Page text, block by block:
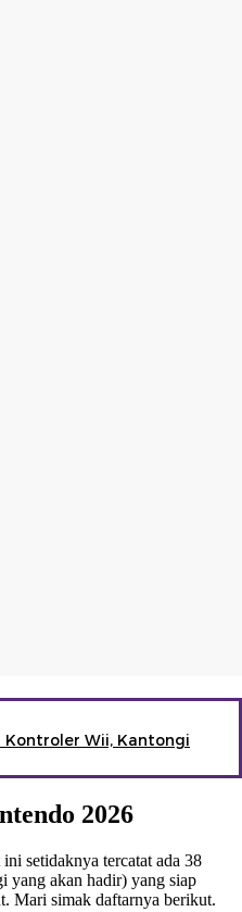
Wii, Kantongi
2026
setidaknya tercatat ada 38
yang akan hadir) yang siap
Mari simak daftarnya berikut.